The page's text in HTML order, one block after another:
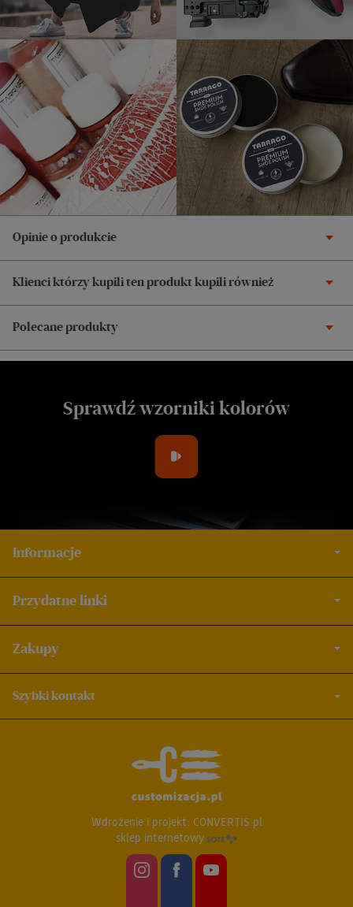
Opinie o produkcie
Klienci którzy kupili ten produkt kupili również
Polecane produkty
Sprawdź wzorniki kolorów
Informacje
Przydatne linki
Zakupy
Szybki kontakt
Wdrożenie i projekt: CONVERTIS.pl
sklep internetowy